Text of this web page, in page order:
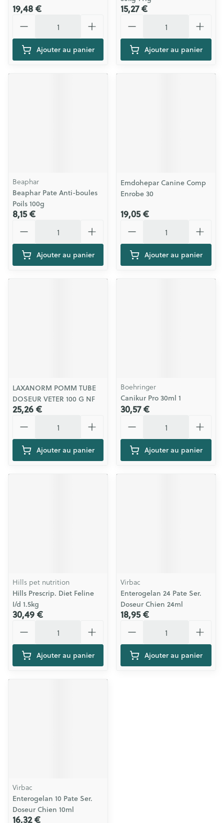
19,48 €
Ajouter au panier
15,27 €
Ajouter au panier
Beaphar
Beaphar Pate Anti-boules
Poils 100g
8,15 €
Ajouter au panier
Emdohepar Canine Comp
Enrobe 30
19,05 €
Ajouter au panier
LAXANORM POMM TUBE
DOSEUR VETER 100 G NF
25,26 €
Ajouter au panier
Boehringer
Canikur Pro 30ml 1
30,57 €
Ajouter au panier
Hills pet nutrition
Hills Prescrip. Diet Feline
I/d 1.5kg
30,49 €
Ajouter au panier
Virbac
Enterogelan 24 Pate Ser.
Doseur Chien 24ml
18,95 €
Ajouter au panier
Virbac
Enterogelan 10 Pate Ser.
Doseur Chien 10ml
16,32 €